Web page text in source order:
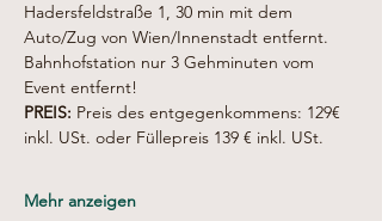
Hadersfeldstraße 1, 30 min mit dem
Auto/Zug von Wien/Innenstadt entfernt.
Bahnhofstation nur 3 Gehminuten vom
Event entfernt!
PREIS: Preis des entgegenkommens: 129€
inkl. USt. oder Füllepreis 139 € inkl. USt.
Mehr anzeigen